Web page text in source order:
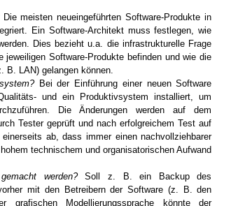
meisten neueingeführten Software-Produkte in
Ein Software-Architekt muss festlegen, wie
Dies bezieht u.a. die infrastrukturelle Frage
Software-Produkte befinden und wie die
B. LAN) gelangen können.
Bei der Einführung einer neuen Software
und ein Produktivsystem installiert, um
Die Änderungen werden auf dem
Tester geprüft und nach erfolgreichem Test auf
ab, dass immer einen nachvollziehbarer
technischem und organisatorischen Aufwand
werden?Soll z. B. ein Backup des
mit den Betreibern der Software (z. B. den
grafischen Modellierungssprache könnte der